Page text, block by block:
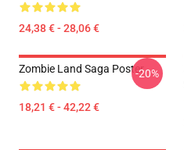
24,38 € - 28,06 €
Zombie Land Saga Poster
18,21 € - 42,22 €
-20%